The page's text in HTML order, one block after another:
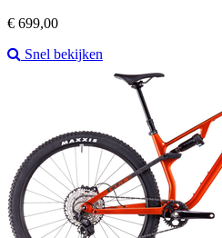
Prijs
€ 699,00
Snel bekijken